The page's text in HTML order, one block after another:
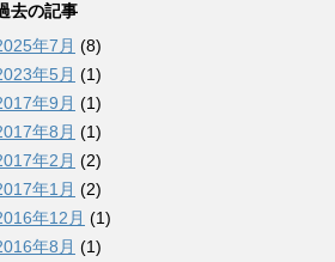
去の記事
年7月 (8)
年5月 (1)
年9月 (1)
年8月 (1)
年2月 (2)
年1月 (2)
年12月 (1)
年8月 (1)